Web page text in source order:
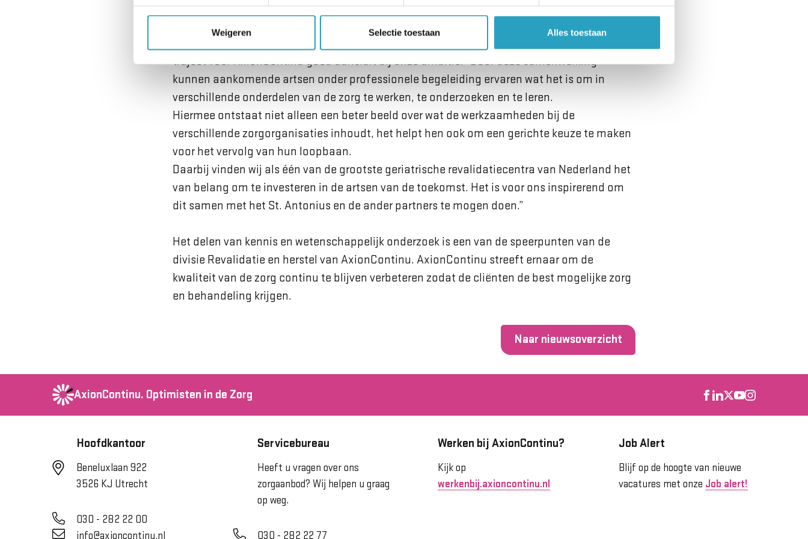
Weigeren Selectie toestaan Alles toestaan
traject voor AxionContinu goed aansluit bij onze ambitie. “Door deze samenwerking
kunnen aankomende artsen onder professionele begeleiding ervaren wat het is om in
verschillende onderdelen van de zorg te werken, te onderzoeken en te leren.
Hiermee ontstaat niet alleen een beter beeld over wat de werkzaamheden bij de
verschillende zorgorganisaties inhoudt, het helpt hen ook om een gerichte keuze te maken
voor het vervolg van hun loopbaan.
Daarbij vinden wij als één van de grootste geriatrische revalidatiecentra van Nederland het
van belang om te investeren in de artsen van de toekomst. Het is voor ons inspirerend om
dit samen met het St. Antonius en de ander partners te mogen doen.”
Het delen van kennis en wetenschappelijk onderzoek is een van de speerpunten van de
divisie Revalidatie en herstel van AxionContinu. AxionContinu streeft ernaar om de
kwaliteit van de zorg continu te blijven verbeteren zodat de cliënten de best mogelijke zorg
en behandeling krijgen.
Naar nieuwsoverzicht
AxionContinu. Optimisten in de Zorg
Hoofdkantoor
Beneluxlaan 922
3526 KJ Utrecht
030 - 282 22 00
info@axioncontinu.nl
Servicebureau
Heeft u vragen over ons
zorgaanbod? Wij helpen u graag
op weg.
030 - 282 22 77
Werken bij AxionContinu?
Kijk op
werkenbij.axioncontinu.nl
Job Alert
Blijf op de hoogte van nieuwe
vacatures met onze Job alert!